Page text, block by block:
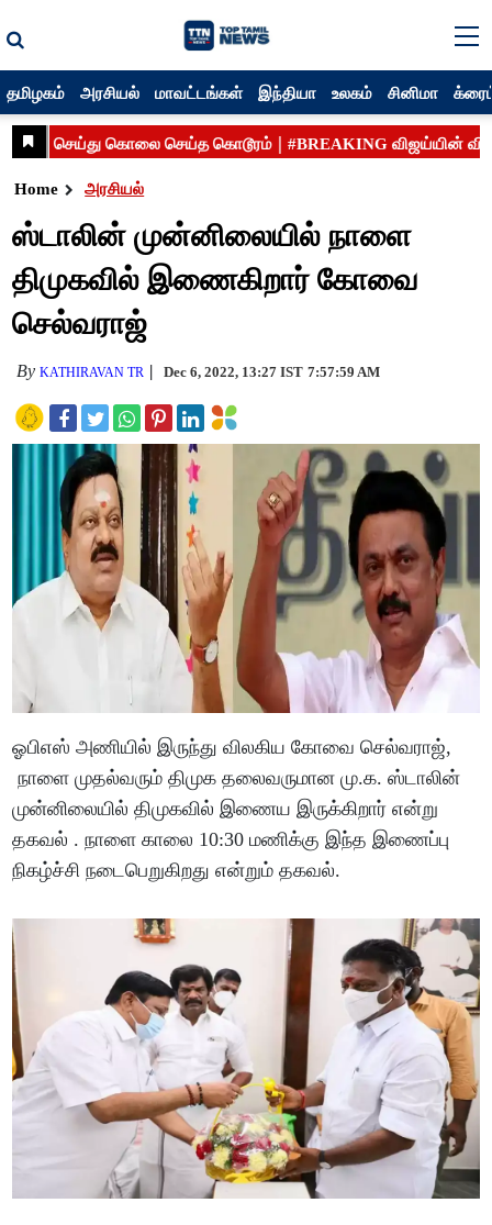
தமிழகம் அரசியல் மாவட்டங்கள் இந்தியா உலகம் சினிமா
Home அரசியல்
ஸ்டாலின் முன்னிலையில் நாளை
திமுகவில் இணைகிறார் கோவை
செல்வராஜ்
ByKATHIRAVAN TR Dec 6, 2022, 13:27 IST 7:57:59 AM
ஓபிஎஸ் அணியில் இருந்து விலகிய கோவை செல்வராஜ்,
நாளை முதல்வரும் திமுக தலைவருமான மு.க. ஸ்டாலின்
முன்னிலையில் திமுகவில் இணைய இருக்கிறார் என்று
தகவல் . நாளை காலை 10:30 மணிக்கு இந்த இணைப்பு
நிகழ்ச்சி நடைபெறுகிறது என்றும் தகவல்.